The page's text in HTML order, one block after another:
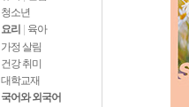
청소년
요리
육아
가정 살림
건강 취미
대학교재
국어와 외국어